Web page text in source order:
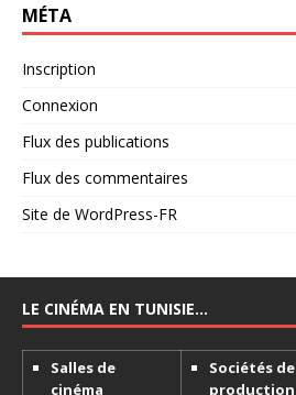
MÉTA
Inscription
Connexion
Flux des publications
Flux des commentaires
Site de WordPress-FR
LE CINÉMA EN TUNISIE…
Salles de
cinéma
Sociétés de
production